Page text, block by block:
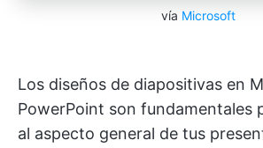
vía Microsoft
Los diseños de diapositivas en
PowerPoint son fundamentales
al aspecto general de tus